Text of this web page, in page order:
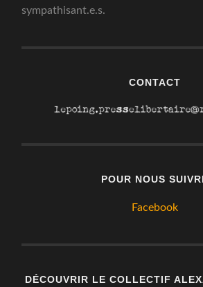
sympathisant.e.s.
CONTACT
POUR NOUS
Facebook
DÉCOUVRIR LE COLLECTIF